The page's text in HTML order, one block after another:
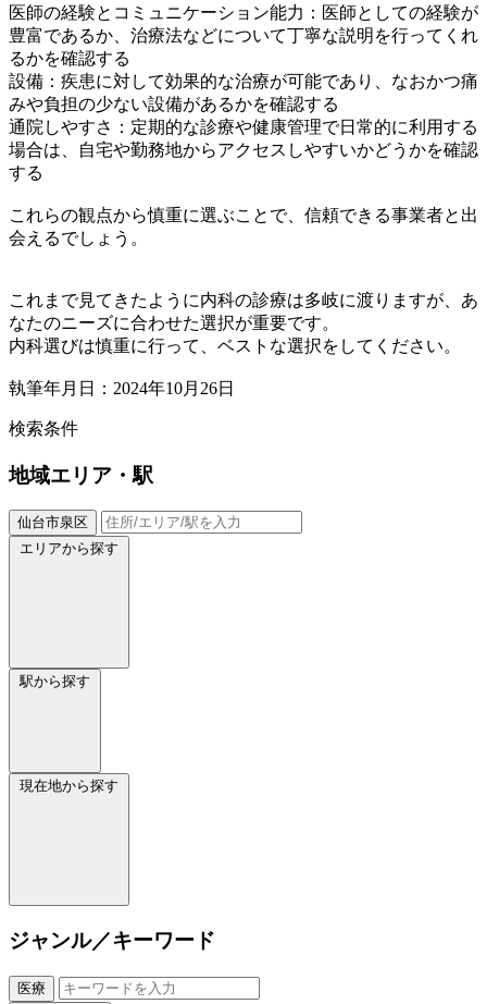
医師の経験とコミュニケーション能力：医師としての経験が
豊富であるか、治療法などについて丁寧な説明を行ってくれ
るかを確認する
設備：疾患に対して効果的な治療が可能であり、なおかつ痛
みや負担の少ない設備があるかを確認する
通院しやすさ：定期的な診療や健康管理で日常的に利用する
場合は、自宅や勤務地からアクセスしやすいかどうかを確認
する
これらの観点から慎重に選ぶことで、信頼できる事業者と出
会えるでしょう。
これまで見てきたように内科の診療は多岐に渡りますが、あ
なたのニーズに合わせた選択が重要です。
内科選びは慎重に行って、ベストな選択をしてください。
執筆年月日：2024年10月26日
検索条件
地域エリア・駅
仙台市泉区
エリアから探す
駅から探す
現在地から探す
ジャンル／キーワード
医療